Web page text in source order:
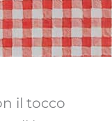
il tocco